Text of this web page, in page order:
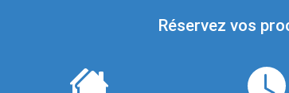
Réservez vos